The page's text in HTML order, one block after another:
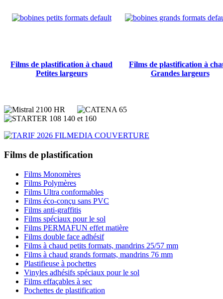
Films de plastification à chaud
Petites largeurs
Films de plastification à
Grandes largeurs
Films de plastification
Films Monomères
Films Polymères
Films Ultra conformables
Films éco-conçu sans PVC
Films anti-graffitis
Films spéciaux pour le sol
Films PERMAFUN effet matière
Films double face adhésif
Films à chaud petits formats, mandrins 25/57 mm
Films à chaud grands formats, mandrins 76 mm
Plastifieuse à pochettes
Vinyles adhésifs spéciaux pour le sol
Films effaçables à sec
Pochettes de plastification